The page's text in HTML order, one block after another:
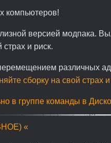
компьютеров!
версией модпака.
и риск.
различных
сборку на свой страх и
в группе команды в
«